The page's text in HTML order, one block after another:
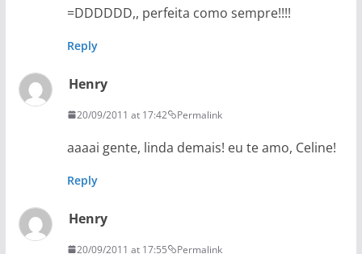
=DDDDDD,, perfeita como sempre!!!!
Reply
Henry
20/09/2011 at 17:42 Permalink
aaaai gente, linda demais! eu te amo, Celine!
Reply
Henry
20/09/2011 at 17:55 Permalink